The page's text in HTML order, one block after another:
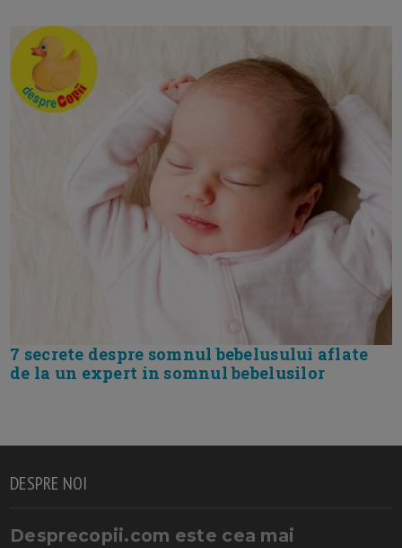
7 secrete despre somnul bebelusului aflate
de la un expert in somnul bebelusilor
DESPRE NOI
Desprecopii.com este cea mai